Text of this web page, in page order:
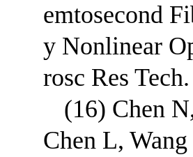
emtosecond
y Nonlinear
rosc Res
(16) Chen
Chen L,